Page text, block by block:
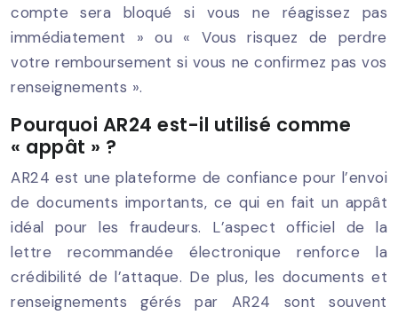
compte sera bloqué si vous ne réagissez pas
immédiatement » ou « Vous risquez de perdre
votre remboursement si vous ne confirmez pas vos
renseignements ».
Pourquoi AR24 est-il utilisé comme
« appât » ?
AR24 est une plateforme de confiance pour l’envoi
de documents importants, ce qui en fait un appât
idéal pour les fraudeurs. L’aspect officiel de la
lettre recommandée électronique renforce la
crédibilité de l’attaque. De plus, les documents et
renseignements gérés par AR24 sont souvent